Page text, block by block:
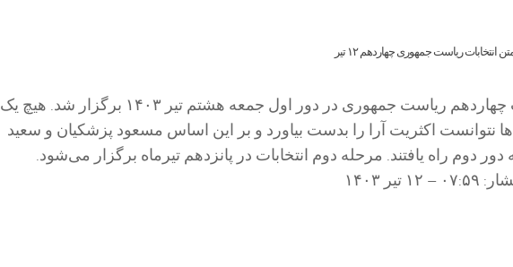
انتخابات چهاردهم ریاست جمهوری در دور اول جمعه هشتم تیر ۱۴۰۳ برگزار شد. هیچ یک
نتوانست اکثریت آرا را بدست بیاورد و بر این اساس مسعود پزشکیان و سعید
دور دوم راه یافتند. مرحله دوم انتخابات در پانزدهم تیرماه برگزار می‌شود.
تیر ۱۴۰۳